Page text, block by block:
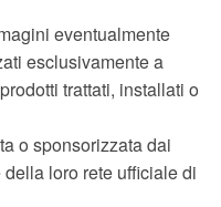
eventualmente
esclusivamente a
trattati, installati o
o sponsorizzata dai
loro rete ufficiale di